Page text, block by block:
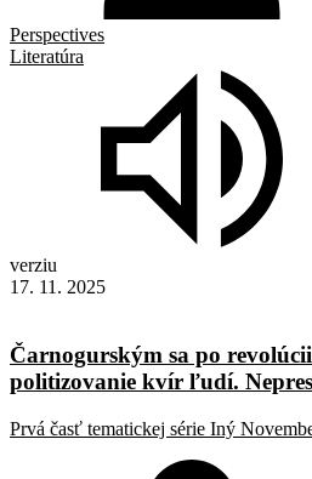
Perspectives
Literatúra
verziu
17. 11. 2025
Čarnogurským sa po
politizovanie kvír ľudí.
Prvá časť tematickej série Iný